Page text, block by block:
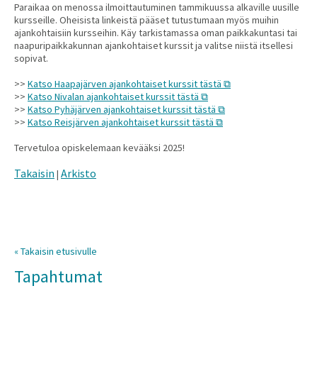
Paraikaa on menossa ilmoittautuminen tammikuussa alkaville uusille
kursseille. Oheisista linkeistä pääset tutustumaan myös muihin
ajankohtaisiin kursseihin. Käy tarkistamassa oman paikkakuntasi tai
naapuripaikkakunnan ajankohtaiset kurssit ja valitse niistä itsellesi
sopivat.
>> Katso Haapajärven ajankohtaiset kurssit tästä
>> Katso Nivalan ajankohtaiset kurssit tästä
>> Katso Pyhäjärven ajankohtaiset kurssit tästä
>> Katso Reisjärven ajankohtaiset kurssit tästä
Tervetuloa opiskelemaan kevääksi 2025!
Takaisin | Arkisto
« Takaisin etusivulle
Tapahtumat